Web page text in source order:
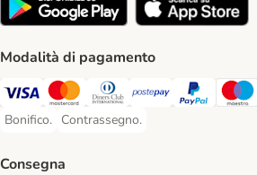
Modalità di pagamento
Visa. Payment Method
Mastercard. Payment Method
Diners Club. Payment Method
Postepay. Payment
PayPal.
Bonifico.
Bonifico. Payment Method
Contrassegno.
Contrassegno. Payment Method
Consegna